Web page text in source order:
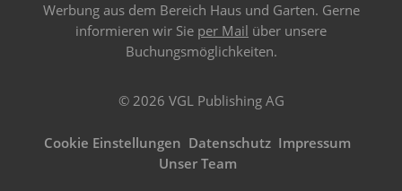
Werbung aus dem Bereich Haus und Garten. Gerne
informieren wir Sie per Mail über unsere
Buchungsmöglichkeiten.
© 2026 VGL Publishing AG
Cookie Einstellungen Datenschutz Impressum
Unser Team